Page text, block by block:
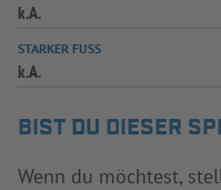
k.A.
STARKER FUSS
k.A.
BIST DU DIESER
Wenn du möchtest,